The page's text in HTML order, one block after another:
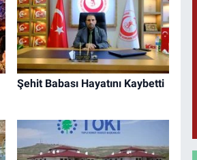
Şehit Babası Hayatını Kaybetti